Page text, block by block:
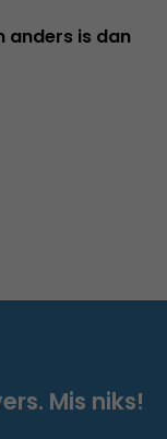
anders is dan
Mis niks!